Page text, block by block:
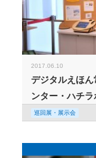
2017.06.10
デジタルえほ
ンター・ハチラ
巡回展・展示会